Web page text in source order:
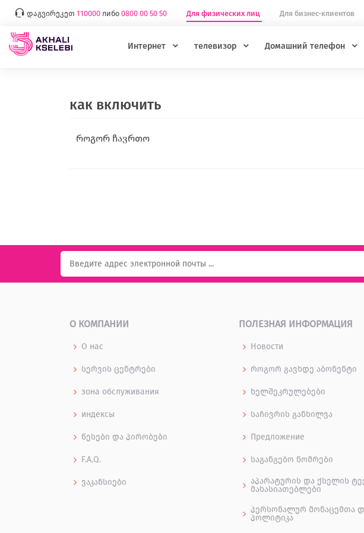
დაგვირეკეთ 110000 либо 0800 00 50 50 Для физических лиц Для бизнес-клиентов
Интернет телевизор Домашний телефон
как включить
როგორ ჩავრთო
О КОМПАНИИ
О нас
სერვის ცენტრები
зона обслуживания
индексы
წესები და პირობები
F.A.Q.
ვაკანსიები
ПОЛЕЗНАЯ ИНФОРМАЦИЯ
Новости
როგორ გავხდე აბონენტი
ხელშეკრულებები
საჩივრის განხილვა
Предложение
საგანგებო ნომრები
აპარატურის და ქსელის
მახასიათებლები
პერსონალურ მონაცემთა
პოლიტიკა